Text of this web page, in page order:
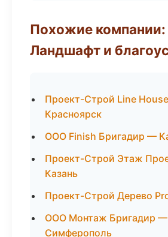
Похожие компании:
Ландшафт и
Проект-Строй Line
Красноярск
ООО Finish Бригадир —
Проект-Строй Этаж
Казань
Проект-Строй Дерево
ООО Монтаж Бригадир —
Симферополь